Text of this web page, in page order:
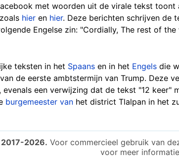
met woorden uit de virale tekst
hier en hier. Deze berichten schrijven de
Engelse zin: "Cordially, The rest of
teksten in het Spaans en in het Engels die
de eerste ambtstermijn van Trump. Deze
evenals een verwijzing dat de tekst "12 keer"
burgemeester van het district Tlalpan in het
2026. Voor commercieel gebruik van
voor meer